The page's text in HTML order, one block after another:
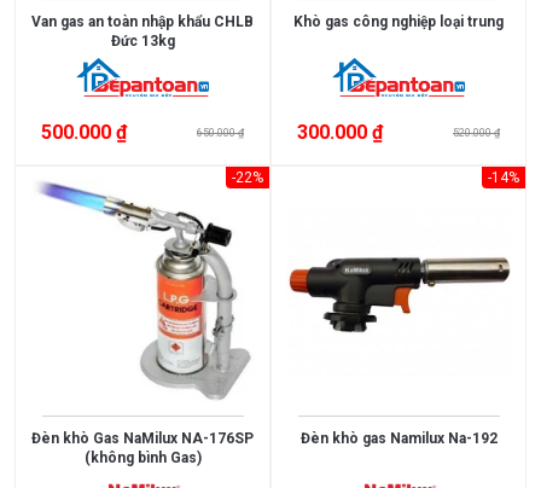
Van gas an toàn nhập khẩu CHLB
Đức 13kg
500.000 ₫ 650.000 ₫
Khò gas công nghiệp loại trung
300.000 ₫ 520.000 ₫
-22%
Đèn khò Gas NaMilux NA-176SP
(không bình Gas)
-14%
Đèn khò gas Namilux Na-192